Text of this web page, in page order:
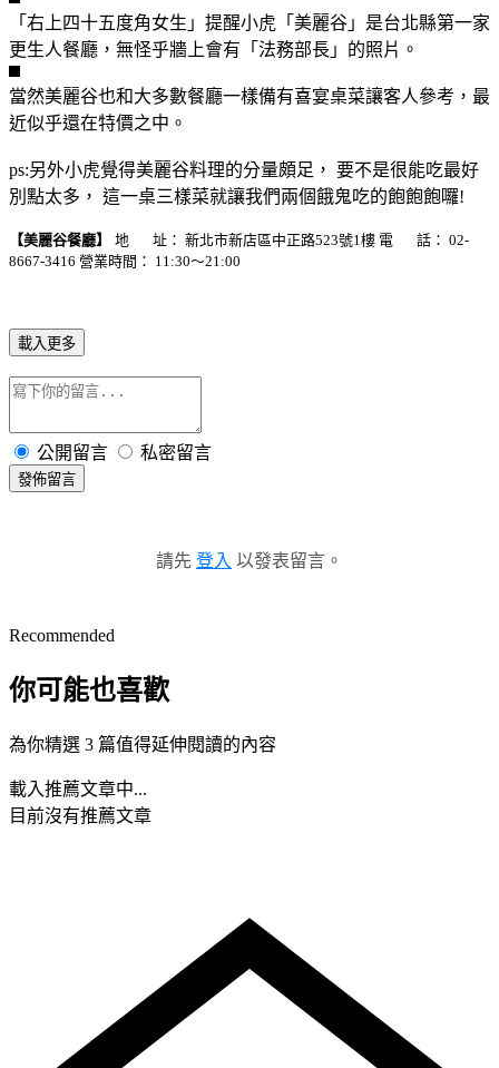
「右上四十五度角女生」提醒小虎「美麗谷」是台北縣第一家
更生人餐廳，無怪乎牆上會有「法務部長」的照片。
當然美麗谷也和大多數餐廳一樣備有喜宴桌菜讓客人參考，最
近似乎還在特價之中。
ps:另外小虎覺得美麗谷料理的分量頗足， 要不是很能吃最好
別點太多， 這一桌三樣菜就讓我們兩個餓鬼吃的飽飽飽囉!
【美麗谷餐廳】
地 址： 新北市新店區中正路523號1樓 電 話： 02-
8667-3416 營業時間： 11:30～21:00
載入更多
公開留言 私密留言
發佈留言
請先 登入 以發表留言。
Recommended
你可能也喜歡
為你精選 3 篇值得延伸閱讀的內容
載入推薦文章中...
目前沒有推薦文章